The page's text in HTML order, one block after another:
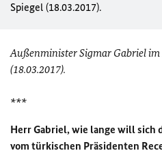
Spiegel (18.03.2017).
Außenminister Sigmar Gabriel
(18.03.2017).
***
Herr Gabriel, wie lange will sich
vom türkischen Präsidenten